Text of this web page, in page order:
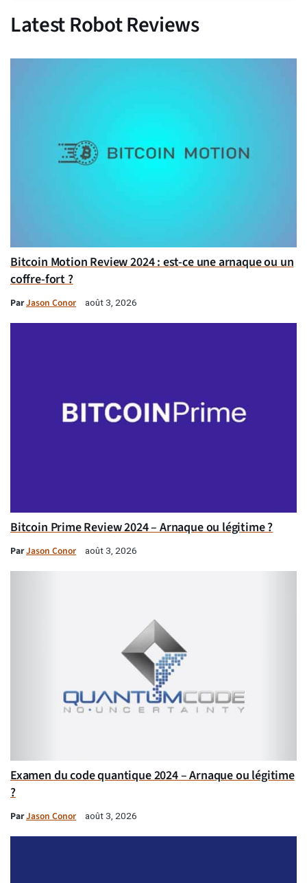
Latest Robot Reviews
Bitcoin Motion Review 2024 : est-ce une arnaque ou un
coffre-fort ?
ParJason Conor août 3, 2026
Bitcoin Prime Review 2024 – Arnaque ou légitime ?
ParJason Conor août 3, 2026
Examen du code quantique 2024 – Arnaque ou légitime
?
ParJason Conor août 3, 2026